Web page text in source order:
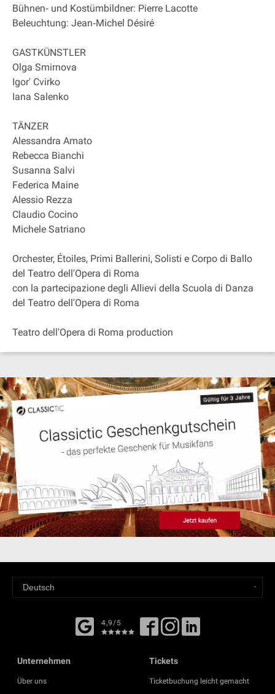
Bühnen‐ und Kostümbildner: Pierre Lacotte
Beleuchtung: Jean‐Michel Désiré
GASTKÜNSTLER
Olga Smirnova
Igor' Cvirko
Iana Salenko
TÄNZER
Alessandra Amato
Rebecca Bianchi
Susanna Salvi
Federica Maine
Alessio Rezza
Claudio Cocino
Michele Satriano
Orchester, Étoiles, Primi Ballerini, Solisti e Corpo di Ballo
del Teatro dell'Opera di Roma
con la partecipazione degli Allievi della Scuola di Danza
del Teatro dell'Opera di Roma
Teatro dell'Opera di Roma production
4,9/5
Unternehmen
Über uns
Tickets
Ticketbuchung leicht gemacht